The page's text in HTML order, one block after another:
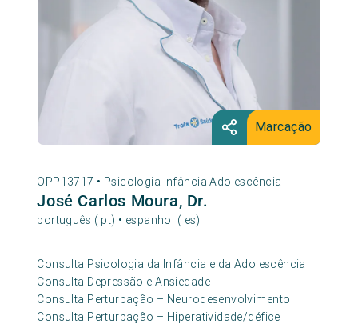
Marcação
OPP13717 • Psicologia Infância Adolescência
José Carlos Moura, Dr.
português ( pt) • espanhol ( es)
Consulta Psicologia da Infância e da Adolescência
Consulta Depressão e Ansiedade
Consulta Perturbação – Neurodesenvolvimento
Consulta Perturbação – Hiperatividade/défice